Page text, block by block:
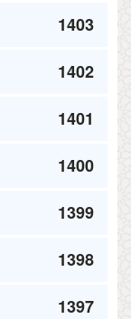
1403
1402
1401
1400
1399
1398
1397